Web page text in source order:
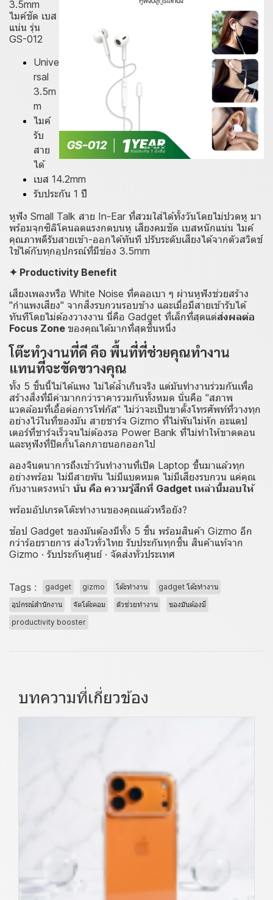
3.5mm
ไมค์ชัด เบส
แน่น รุ่น
GS-012
Unive
rsal
3.5m
m
ไมค์
รับ
สาย
ได้
เบส 14.2mm
รับประกัน 1 ปี
หูฟัง Small Talk สาย In-Ear ที่สวมใส่ได้ทั้งวันโดยไม่ปวดหู มา
พร้อมจุกซิลิโคนลดแรงกดบนหู เสียงคมชัด เบสหนักแน่น ไมค์
คุณภาพดีรับสายเข้า-ออกได้ทันที ปรับระดับเสียงได้จากตัวสวิตช์
ใช้ได้กับทุกอุปกรณ์ที่มีช่อง 3.5mm
✦ Productivity Benefit
เสียงเพลงหรือ White Noise ที่คลอเบา ๆ ผ่านหูฟังช่วยสร้าง
"กำแพงเสียง" จากสิ่งรบกวนรอบข้าง และเมื่อมีสายเข้ารับได้
ทันทีโดยไม่ต้องวางงาน นี่คือ Gadget ที่เล็กที่สุดแต่ส่งผลต่อ
Focus Zone ของคุณได้มากที่สุดชิ้นหนึ่ง
โต๊ะทำงานที่ดี คือ พื้นที่ที่ช่วยคุณทำงาน
แทนที่จะขัดขวางคุณ
ทั้ง 5 ชิ้นนี้ไม่ได้แพง ไม่ได้ล้ำเกินจริง แต่มันทำงานร่วมกันเพื่อ
สร้างสิ่งที่มีค่ามากกว่าราคารวมกันทั้งหมด นั่นคือ "สภาพ
แวดล้อมที่เอื้อต่อการโฟกัส" ไม่ว่าจะเป็นขาตั้งโทรศัพท์ที่วางทุก
อย่างไว้ในที่ของมัน สายชาร์จ Gizmo ที่ไม่พันไม่หัก อะแดป
เตอร์ที่ชาร์จเร็วจนไม่ต้องรอ Power Bank ที่ไม่ทำให้ขาดตอน
และหูฟังที่ปิดกั้นโลกภายนอกออกไป
ลองจินตนาการถึงเช้าวันทำงานที่เปิด Laptop ขึ้นมาแล้วทุก
อย่างพร้อม ไม่มีสายพัน ไม่มีแบตหมด ไม่มีเสียงรบกวน แค่คุณ
กับงานตรงหน้า นั่น คือ ความรู้สึกที่ Gadget เหล่านี้มอบให้
พร้อมอัปเกรดโต๊ะทำงานของคุณแล้วหรือยัง?
ช้อป Gadget ของมันต้องมีทั้ง 5 ชิ้น พร้อมสินค้า Gizmo อีก
กว่าร้อยรายการ ส่งไวทั่วไทย รับประกันทุกชิ้น สินค้าแท้จาก
Gizmo · รับประกันศูนย์ · จัดส่งทั่วประเทศ
Tags : gadget gizmo โต๊ะทำงาน
gadget โต๊ะทำงาน
อุปกรณ์สำนักงาน
จัดโต๊ะคอม ตัวช่วยทำงาน
ของมันต้องมี
productivity booster
บทความที่เกี่ยวข้อง